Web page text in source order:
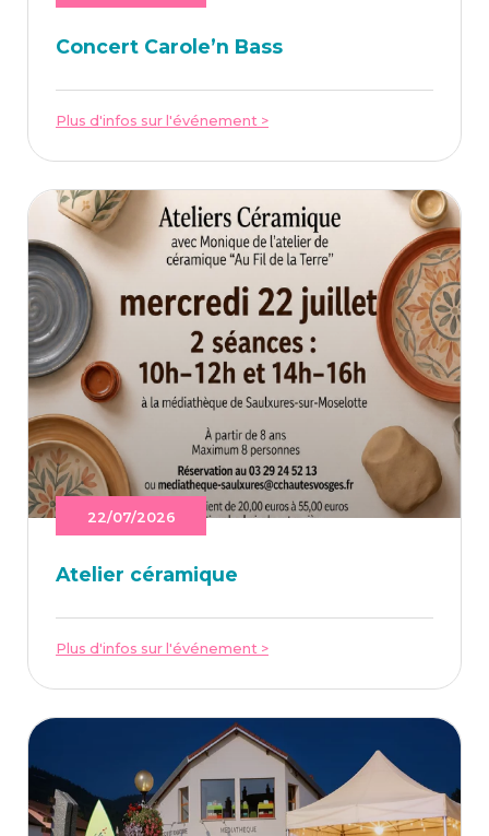
Concert Caro­le’n Bass
Plus d'infos sur l'événement >
22/07/2026
Ate­lier céramique
Plus d'infos sur l'événement >